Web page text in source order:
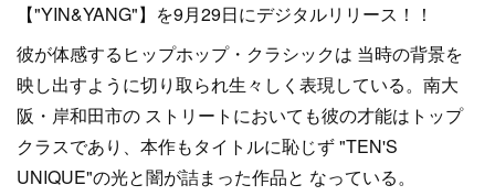
【"YIN&YANG"】を9月29日にデジタルリリース！！
彼が体感するヒップホップ・クラシックは 当時の背景を
映し出すように切り取られ生々しく表現している。南大
阪・岸和田市の ストリートにおいても彼の才能はトップ
クラスであり、本作もタイトルに恥じず "TEN'S
UNIQUE"の光と闇が詰まった作品と なっている。